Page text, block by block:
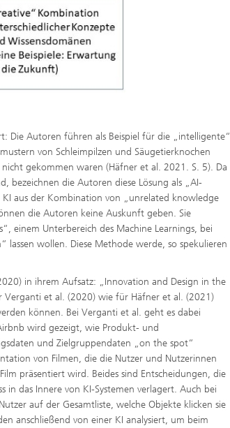
Die Autoren führen als Beispiel für die „intelligente“
von Schleimpilzen und Säugetierknochen
gekommen waren (Häfner et al. 2021. S. 5). Da
bezeichnen die Autoren diese Lösung als „AI-
aus der Kombination von „unrelated knowledge
die Autoren keine Auskunft geben. Sie
einem Unterbereich des Machine Learnings, bei
lassen wollen. Diese Methode werde, so spekulieren
in ihrem Aufsatz: „Innovation and Design in the
et al. (2020) wie für Häfner et al. (2021)
können. Bei Verganti et al. geht es dabei
wird gezeigt, wie Produkt- und
und Zielgruppendaten „on the spot“
von Filmen, die die Nutzer und Nutzerinnen
präsentiert wird. Beides sind Entscheidungen, die
das Innere von KI-Systemen verlagert. Auch bei
auf der Gesamtliste, welche Objekte klicken sie
anschließend von einer KI analysiert, um beim